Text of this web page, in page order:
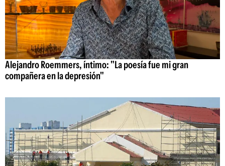
Alejandro Roemmers, íntimo: "La poesía fue mi gran
compañera en la depresión"